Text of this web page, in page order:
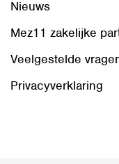
Nieuws
Mez11 zakelijke
Veelgestelde
Privacyverklaring